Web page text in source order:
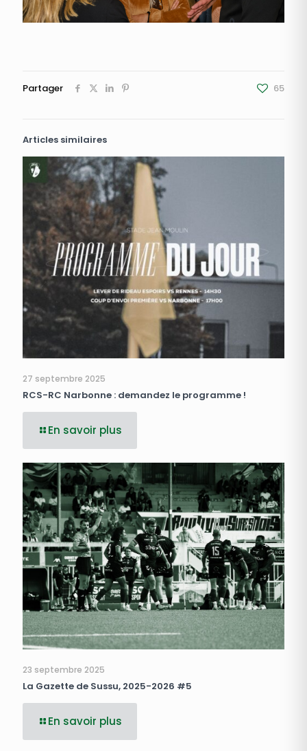
Partager 65
Articles similaires
27 septembre 2025
RCS-RC Narbonne : demandez le programme !
En savoir plus
23 septembre 2025
La Gazette de Sussu, 2025-2026 #5
En savoir plus